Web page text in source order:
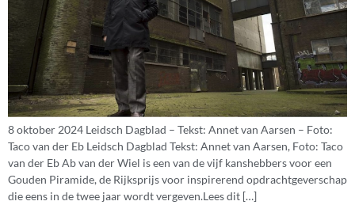
8 oktober 2024 Leidsch Dagblad – Tekst: Annet van Aarsen – Foto:
Taco van der Eb Leidsch Dagblad Tekst: Annet van Aarsen, Foto: Taco
van der Eb Ab van der Wiel is een van de vijf kanshebbers voor een
Gouden Piramide, de Rijksprijs voor inspirerend opdrachtgeverschap
die eens in de twee jaar wordt vergeven.Lees dit […]